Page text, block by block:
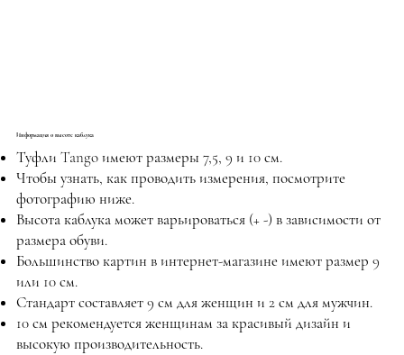
Информация о высоте каблука
Туфли Tango имеют размеры 7,5, 9 и 10 см.
Чтобы узнать, как проводить измерения, посмотрите
фотографию ниже.
Высота каблука может варьироваться (+ -) в зависимости от
размера обуви.
Большинство картин в интернет-магазине имеют размер 9
или 10 см.
Стандарт составляет 9 см для женщин и 2 см для мужчин.
10 см рекомендуется женщинам за красивый дизайн и
высокую производительность.